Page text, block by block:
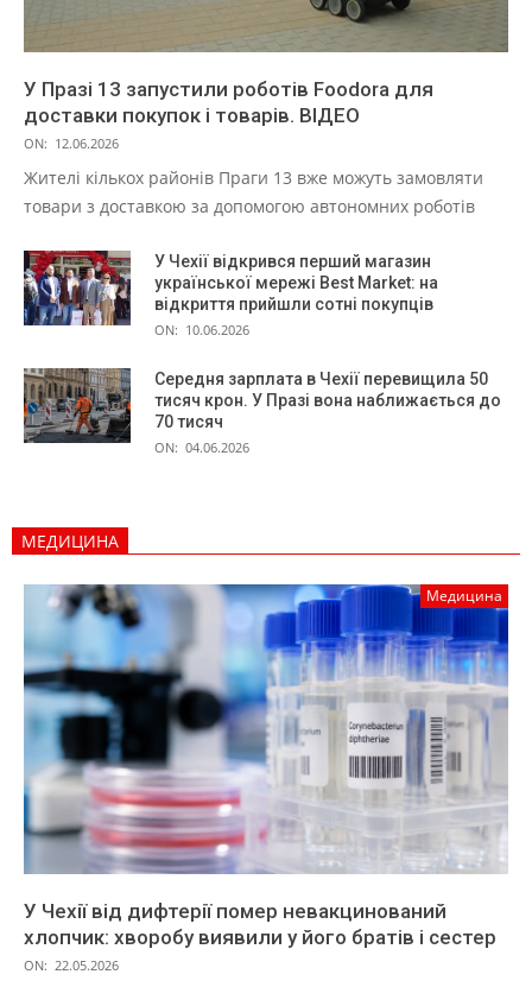
У Празі 13 запустили роботів Foodora для
доставки покупок і товарів. ВІДЕО
ON: 12.06.2026
Жителі кількох районів Праги 13 вже можуть замовляти
товари з доставкою за допомогою автономних роботів
У Чехії відкрився перший магазин
української мережі Best Market: на
відкриття прийшли сотні покупців
ON: 10.06.2026
Середня зарплата в Чехії перевищила 50
тисяч крон. У Празі вона наближається до
70 тисяч
ON: 04.06.2026
МЕДИЦИНА
Медицина
У Чехії від дифтерії помер невакцинований
хлопчик: хворобу виявили у його братів і сестер
ON: 22.05.2026